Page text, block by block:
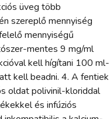
üveg több
szereplő mennyiség
mennyiségű
mentes 9 mg/ml
kell hígítani 100 ml-
kell beadni. 4. A fentiek
oldat polivinil-kloriddal
és infúziós